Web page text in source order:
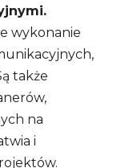
wykonanie
także
na
i